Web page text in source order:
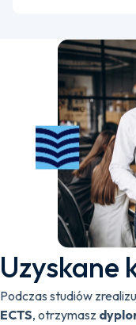
Uzyskane
Podczas studiów
ECTS, otrzymasz